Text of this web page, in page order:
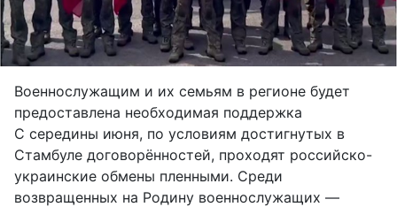
Военнослужащим и их семьям в регионе будет
предоставлена необходимая поддержка
С середины июня, по условиям достигнутых в
Стамбуле договорённостей, проходят российско-
украинские обмены пленными. Среди
возвращенных на Родину военнослужащих —